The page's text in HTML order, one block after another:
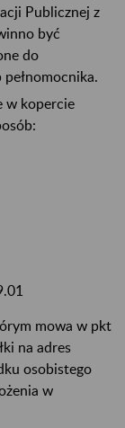
Publicznej z
być
do
w kopercie
mowa w pkt
na adres
osobistego
w